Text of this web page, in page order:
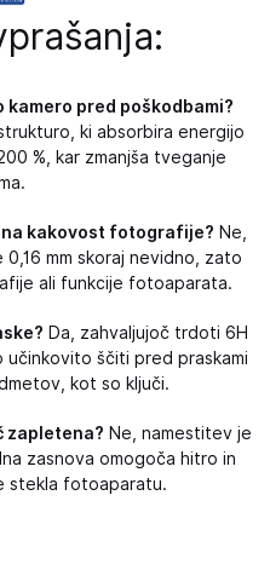
kamero pred poškodbami?
ki absorbira energijo
%, kar zmanjša tveganje
kakovost fotografije? Ne,
mm skoraj nevidno, zato
ali funkcije fotoaparata.
Da, zahvaljujoč trdoti 6H
učinkovito ščiti pred praskami
kot so ključi.
zapletena? Ne, namestitev je
zasnova omogoča hitro in
stekla fotoaparatu.